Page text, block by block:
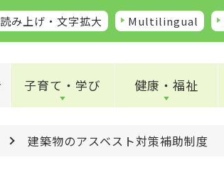
み上げ・文字拡大 Multilingual
子育て・学び 健康・福祉
建築物のアスベスト対策補助制度